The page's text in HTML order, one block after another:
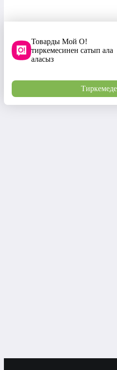
Товарды Мой О!
тиркемесинен сатып ала
аласыз